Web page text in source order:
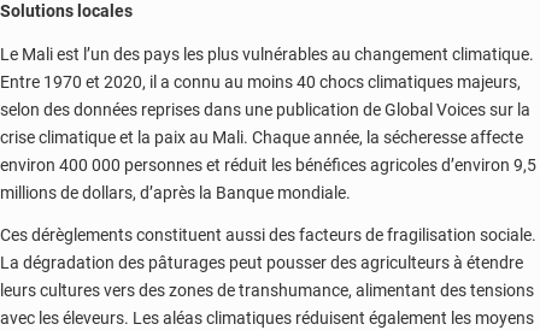
Solutions locales
Le Mali est l’un des pays les plus vulnérables au changement climatique.
Entre 1970 et 2020, il a connu au moins 40 chocs climatiques majeurs,
selon des données reprises dans une publication de Global Voices sur la
crise climatique et la paix au Mali. Chaque année, la sécheresse affecte
environ 400 000 personnes et réduit les bénéfices agricoles d’environ 9,5
millions de dollars, d’après la Banque mondiale.
Ces dérèglements constituent aussi des facteurs de fragilisation sociale.
La dégradation des pâturages peut pousser des agriculteurs à étendre
leurs cultures vers des zones de transhumance, alimentant des tensions
avec les éleveurs. Les aléas climatiques réduisent également les moyens